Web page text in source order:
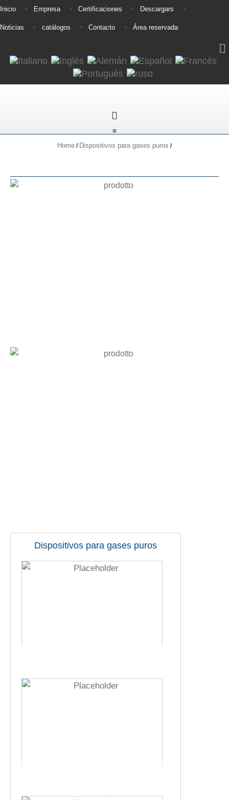
Inicio Empresa Certificaciones Descargars
Noticias catálogos Contacto Área reservada
Home / Dispositivos para gases puros /
Dispositivos para gases puros